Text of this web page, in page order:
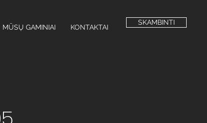
MŪSŲ GAMINIAI KONTAKTAI
SKAMBINTI